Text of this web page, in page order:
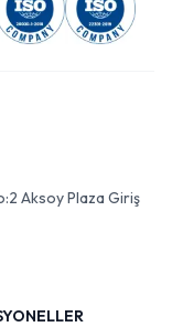
Aksoy Plaza Giriş